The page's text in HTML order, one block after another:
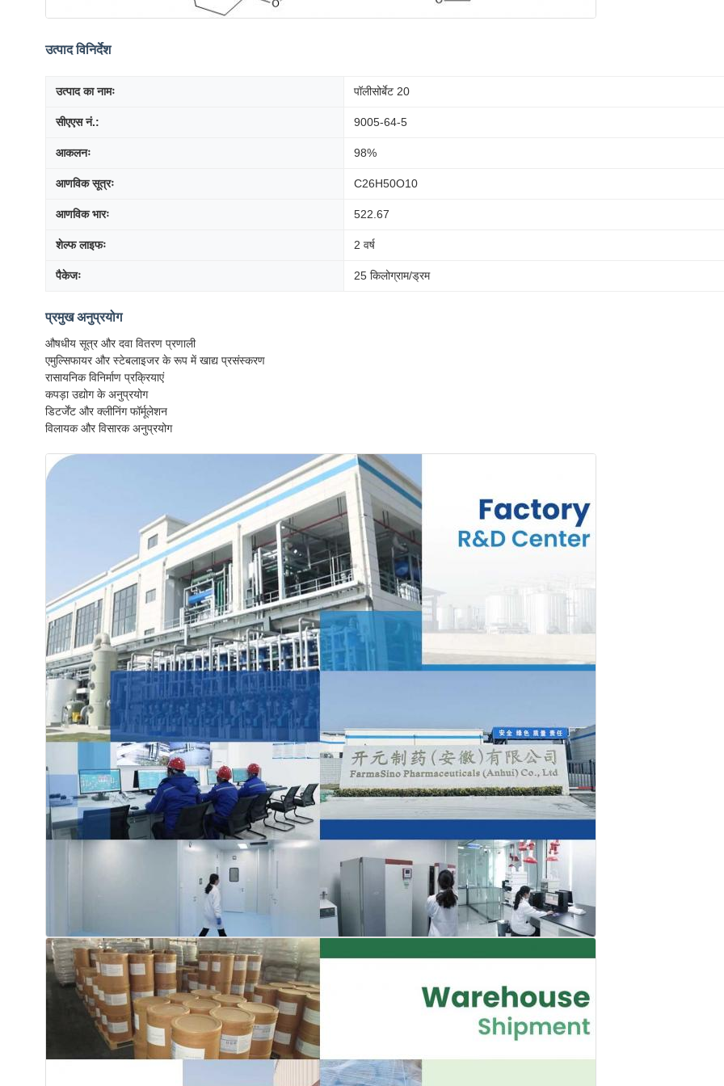
उत्पाद विनिर्देश
उत्पाद का नामः पॉलीसोर्बेट 20
सीएएस नं.: 9005-64-5
आकलनः 98%
आणविक सूत्रः C26H50O10
आणविक भारः 522.67
शेल्फ लाइफः 2 वर्ष
पैकेजः 25 किलोग्राम/ड्रम
प्रमुख अनुप्रयोग
औषधीय सूत्र और दवा वितरण प्रणाली
एमुल्सिफायर और स्टेबलाइजर के रूप में खाद्य प्रसंस्करण
रासायनिक विनिर्माण प्रक्रियाएं
कपड़ा उद्योग के अनुप्रयोग
डिटर्जेंट और क्लीनिंग फॉर्मूलेशन
विलायक और विसारक अनुप्रयोग